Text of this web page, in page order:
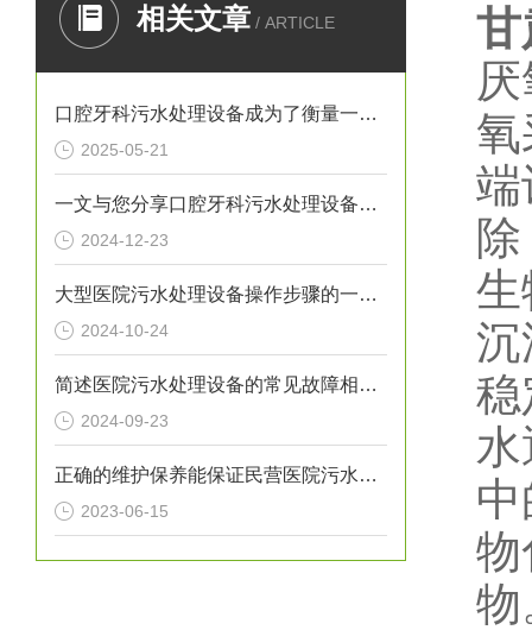
相关文章 / ARTICLE
口腔牙科污水处理设备成为了衡量一家诊所是否负责任的重要标准
2025-05-21
一文与您分享口腔牙科污水处理设备的常见问题相应解决方法
2024-12-23
大型医院污水处理设备操作步骤的一般指南
2024-10-24
简述医院污水处理设备的常见故障相应解决方法
2024-09-23
正确的维护保养能保证民营医院污水处理设备正常运转
2023-06-15
甘
端
生
稳
物
物